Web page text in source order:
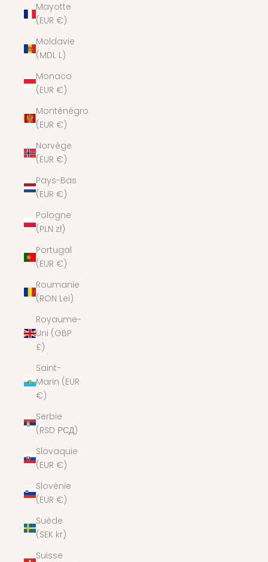
Mayotte
(EUR €)
Moldavie
(MDL L)
Monaco
(EUR €)
Monténégro
(EUR €)
Norvège
(EUR €)
Pays-Bas
(EUR €)
Pologne
(PLN zł)
Portugal
(EUR €)
Roumanie
(RON Lei)
Royaume-
Uni (GBP
£)
Saint-
Marin (EUR
€)
Serbie
(RSD РСД)
Slovaquie
(EUR €)
Slovénie
(EUR €)
Suède
(SEK kr)
Suisse